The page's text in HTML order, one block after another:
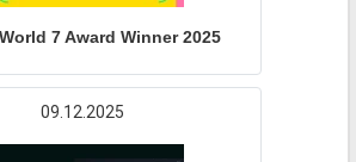
7 Award Winner 2025
09.12.2025